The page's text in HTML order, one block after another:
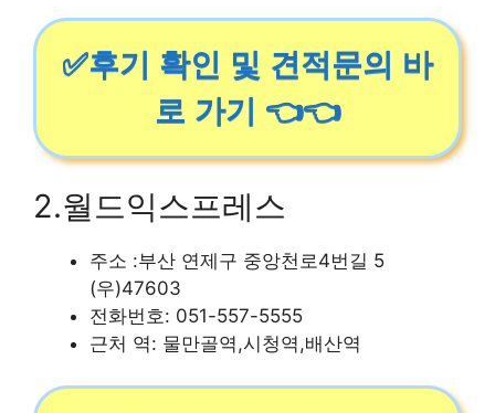
✅후기 확인 및 견적문의 바
로 가기 👈👈
2.월드익스프레스
주소 :부산 연제구 중앙천로4번길 5
(우)47603
전화번호: 051-557-5555
근처 역: 물만골역,시청역,배산역